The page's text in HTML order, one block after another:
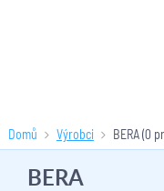
Domů Výrobci BERA(0
BERA